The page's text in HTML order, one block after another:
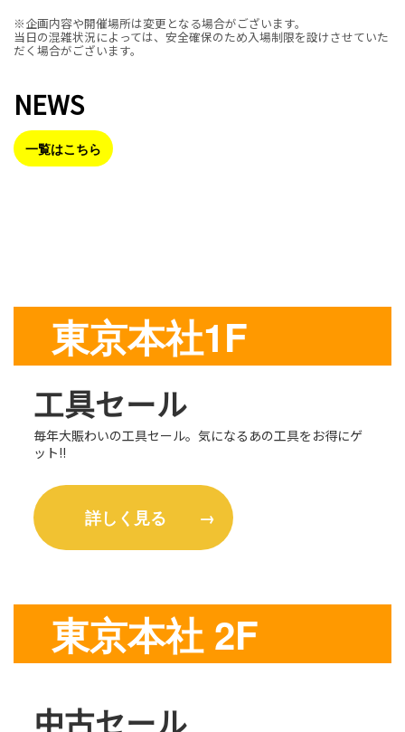
※企画内容や開催場所は変更となる場合がございます。
当日の混雑状況によっては、安全確保のため入場制限を設けさせていた
だく場合がございます。
NEWS
一覧はこちら
東京本社1F
工具セール
毎年大賑わいの工具セール。気になるあの工具をお得にゲ
ット‼
詳しく見る →
東京本社 2F
中古セール